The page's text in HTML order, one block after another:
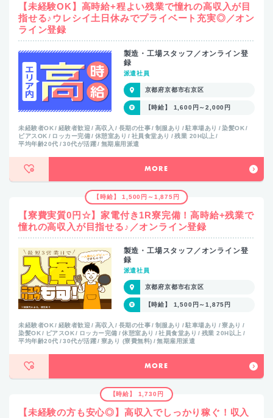
【未経験OK】高時給+程よい残業で憧れの高収入が目
指せる♪ウレシイ土日休みでプライベート充実◎／オン
ライン登録
製造・工場スタッフ／オンライン登
録
派遣社員
京都府京都市右京区
【時給】 1,600円～2,000円
未経験者OK 経験者歓迎 高収入 長期の仕事 制服あり 駐車場あり
染髪OK
ピアスOK
ロッカー完備 休憩室あり 社員食堂あり
残業 20H以上
平均年齢20代
30代が活躍 無期雇用派遣
MORE
【時給】 1,500円～1,875円
【寮費実質0円☆】家電付き1R寮完備！高時給+残業で
憧れの高収入が目指せる♪／オンライン登録
製造・工場スタッフ／オンライン登
録
派遣社員
京都府京都市右京区
【時給】 1,500円～1,875円
未経験者OK 経験者歓迎 高収入 長期の仕事 制服あり 駐車場あり
寮あり
染髪OK
ピアスOK ロッカー完備 休憩室あり 社員食堂あり
残業 20H以上
平均年齢20代
30代が活躍 寮あり (寮費無料) 無期雇用派遣
MORE
【時給】 1,730円
【未経験の方も安心◎】高収入でしっかり稼ぐ！収入